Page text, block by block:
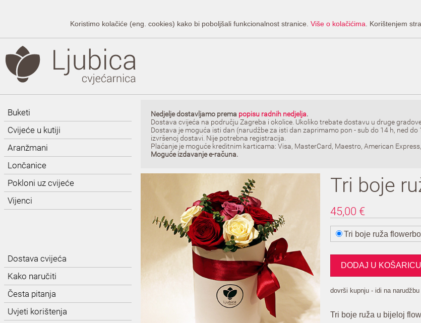
Koristimo kolačiće (eng. cookies) kako bi poboljšali funkcionalnost stranice. Više o kolačićima . Korištenjem
Buketi
Cvijeće u kutiji
Aranžmani
Lončanice
Pokloni uz cvijeće
Vijenci
Dostava cvijeća
Kako naručiti
Česta pitanja
Uvjeti korištenja
Nedjelje dostavljamo prema popisu radnih nedjelja.
Dostava cvijeća na području Zagreba i okolice. Ukoliko trebate dostavu u druge
Dostava je moguća isti dan (narudžbe za isti dan zaprimamo pon - sub do 14 h, ned
izvršenoj dostavi. Nije potrebna registracija.
Plaćanje je moguće kreditnim karticama: Visa, MasterCard, Maestro, American
Moguće izdavanje e-računa.
Tri boje
45,00 €
Tri boje ruža
dovrši kupnju - idi na
Tri boje ruža u bijeloj